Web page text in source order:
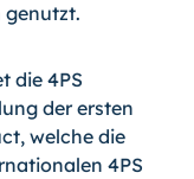
genutzt.
die 4PS
der ersten
welche die
4PS